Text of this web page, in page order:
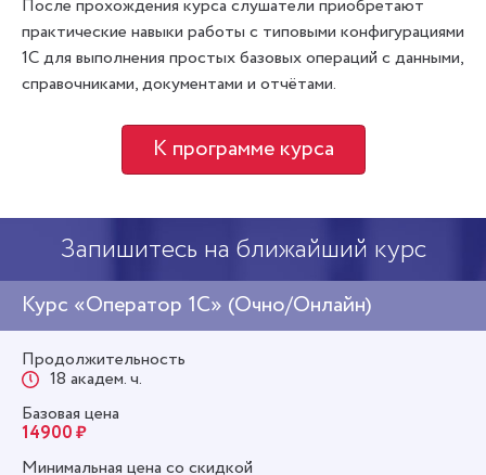
После прохождения курса слушатели приобретают
практические навыки работы с типовыми конфигурациями
1С для выполнения простых базовых операций с данными,
справочниками, документами и отчётами.
К программе курса
Запишитесь на ближайший курс
Курс «Оператор 1С» (Очно/Онлайн)
Продолжительность
18 академ. ч.
Базовая цена
14900 ₽
Минимальная цена со скидкой